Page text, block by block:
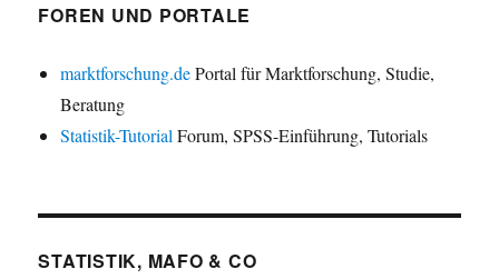
FOREN UND PORTALE
marktforschung.dePortal für Marktforschung, Studie,
Beratung
Statistik-Tutorial Forum, SPSS-Einführung, Tutorials
STATISTIK, MAFO & CO